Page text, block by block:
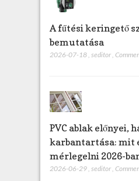
A fűtési keringető
bemutatása
2026-07-18 seditor
PVC ablak előnyei,
karbantartása: mit
mérlegelni 2026-
2026-06-29, seditor,